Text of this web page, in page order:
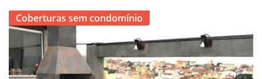
Coberturas sem condomínio